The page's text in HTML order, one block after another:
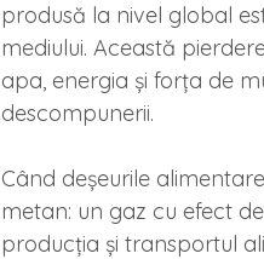
produsă la nivel global
mediului. Această
apa, energia și forța de
descompunerii.
Când deșeurile
metan: un gaz cu efect
producția și transportul